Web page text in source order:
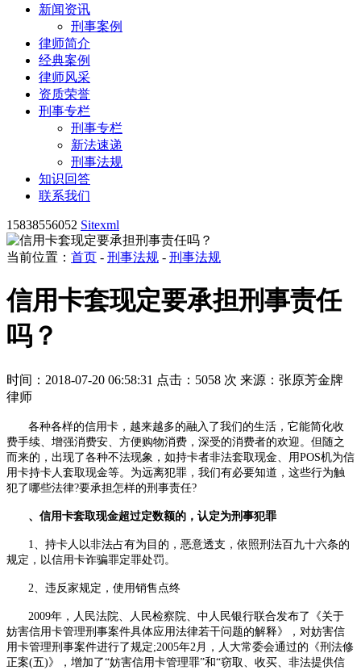
新闻资讯
刑事案例
律师简介
经典案例
律师风采
资质荣誉
刑事专栏
刑事专栏
新法速递
刑事法规
知识回答
联系我们
15838556052 Sitexml
当前位置： 首页 - 刑事法规 - 刑事法规
信用卡套现定要承担刑事责任
吗？
时间：2018-07-20 06:58:31 点击：5058 次 来源：张原芳金牌
律师
各种各样的信用卡，越来越多的融入了我们的生活，它能简化收
费手续、增强消费安、方便购物消费，深受的消费者的欢迎。但随之
而来的，出现了各种不法现象，如持卡者非法套取现金、用POS机为信
用卡持卡人套取现金等。为远离犯罪，我们有必要知道，这些行为触
犯了哪些法律?要承担怎样的刑事责任?
、信用卡套取现金超过定数额的，认定为刑事犯罪
1、持卡人以非法占有为目的，恶意透支，依照刑法百九十六条的
规定，以信用卡诈骗罪定罪处罚。
2、违反家规定，使用销售点终
2009年，人民法院、人民检察院、中人民银行联合发布了《关于
妨害信用卡管理刑事案件具体应用法律若干问题的解释》，对妨害信
用卡管理刑事案件进行了规定;2005年2 月，人大常委会通过的《刑法修
正案(五)》，增加了“妨害信用卡管理罪”和“窃取、收买、非法提供信